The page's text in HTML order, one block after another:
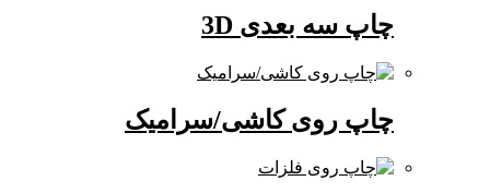
چاپ سه بعدی 3D
چاپ روی کاشی/سرامیک